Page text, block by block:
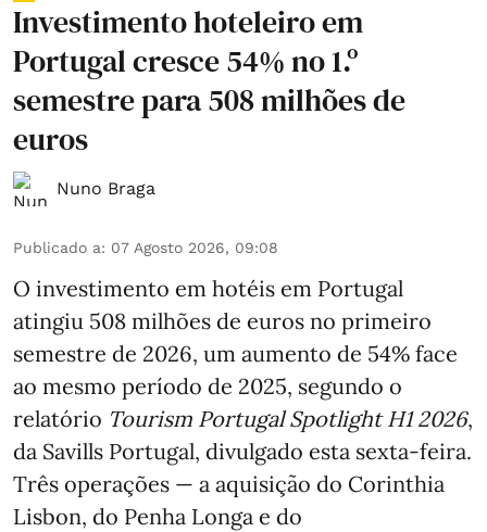
Investimento hoteleiro em
Portugal cresce 54% no 1.º
semestre para 508 milhões de
euros
Nuno Braga
Publicado a: 07 Agosto 2026, 09:08
O investimento em hotéis em Portugal
atingiu 508 milhões de euros no primeiro
semestre de 2026, um aumento de 54% face
ao mesmo período de 2025, segundo o
relatório Tourism Portugal Spotlight H1 2026,
da Savills Portugal, divulgado esta sexta-feira.
Três operações — a aquisição do Corinthia
Lisbon, do Penha Longa e do